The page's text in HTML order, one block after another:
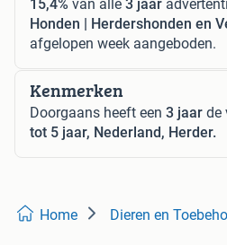
15,4% van alle 3 jaar
Honden | Herdershonden en
afgelopen week aangeboden.
Kenmerken
Doorgaans heeft een 3 jaar de
tot 5 jaar, Nederland, Herder.
Home Dieren en